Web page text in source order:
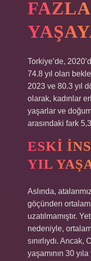
Torkiye’de,
74.8 yıl olan
2023 ve 80.3 yıl
olarak, kadınlar
yaşarlar ve
arasındaki fark 5,3
ESKI
YIL
Aslında,
göçünden
uzatılmamıştır.
nedeniyle,
sınırlıydı. Ancak,
yaşamının 30